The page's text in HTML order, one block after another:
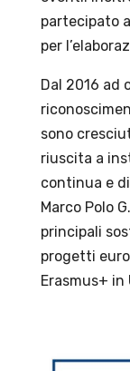
partecipato
per
Dal 2016 ad
sono
riuscita a
continua e
Marco Polo
principali
progetti
Erasmus+ in